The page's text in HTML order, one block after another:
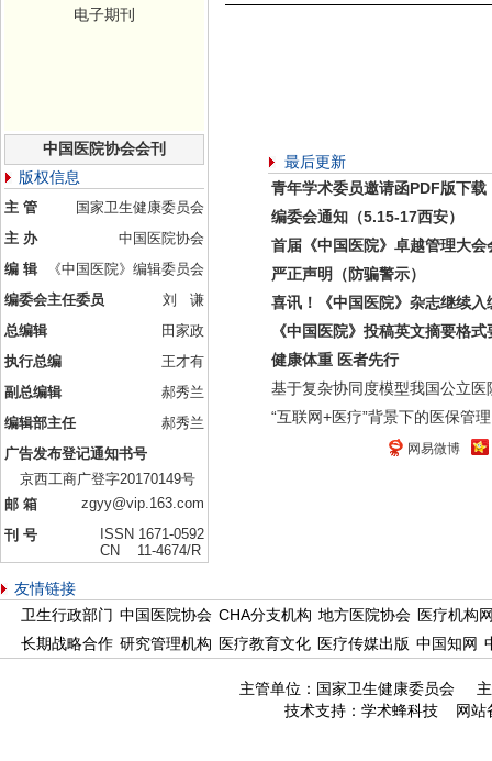
电子期刊
中国医院协会会刊
版权信息
主 管
国家卫生健康委员会
主 办
中国医院协会
编 辑
《中国医院》编辑委员会
编委会主任委员
刘 谦
总编辑
田家政
执行总编
王才有
副总编辑
郝秀兰
编辑部主任
郝秀兰
广告发布登记通知书号
京西工商广登字20170149号
邮 箱
zgyy@vip.163.com
刊 号
ISSN 1671-0592
CN 11-4674/R
最后更新
青年学术委员邀请函PDF版下载
编委会通知（5.15-17西安）
首届《中国医院》卓越管理大会
严正声明（防骗警示）
喜讯！《中国医院》杂志继续入
《中国医院》投稿英文摘要格式
健康体重 医者先行
基于复杂协同度模型我国公立医
“互联网+医疗”背景下的医保管理
网易微博
友情链接
卫生行政部门 中国医院协会 CHA分支机构 地方医院协会 医疗机构
长期战略合作 研究管理机构 医疗教育文化 医疗传媒出版 中国知网
主管单位：国家卫生健康委员会
技术支持：学术蜂科技 网站